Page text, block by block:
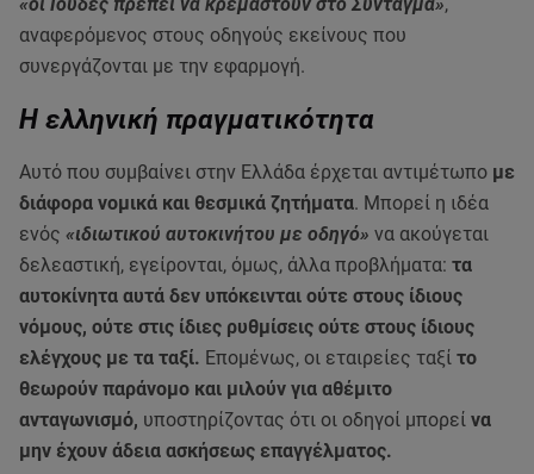
αναφερόμενος στους οδηγούς εκείνους που
συνεργάζονται με την εφαρμογή.
Η ελληνική πραγματικότητα
Αυτό που συμβαίνει στην Ελλάδα έρχεται αντιμέτωπο με
διάφορα νομικά και θεσμικά ζητήματα. Μπορεί η ιδέα
ενός «ιδιωτικού αυτοκινήτου με οδηγό» να ακούγεται
δελεαστική, εγείρονται, όμως, άλλα προβλήματα: τα
αυτοκίνητα αυτά δεν υπόκεινται ούτε στους ίδιους
νόμους, ούτε στις ίδιες ρυθμίσεις ούτε στους ίδιους
ελέγχους με τα ταξί. Επομένως, οι εταιρείες ταξί το
θεωρούν παράνομο και μιλούν για αθέμιτο
ανταγωνισμό, υποστηρίζοντας ότι οι οδηγοί μπορεί να
μην έχουν άδεια ασκήσεως επαγγέλματος.